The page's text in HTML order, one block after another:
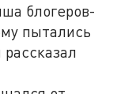
блогеров-
пытались